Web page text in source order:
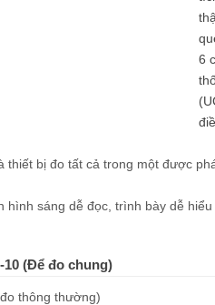
6
thiết bị đo tất cả trong một được
hình sáng dễ đọc, trình bày dễ
10 (Để đo chung)
thông thường)